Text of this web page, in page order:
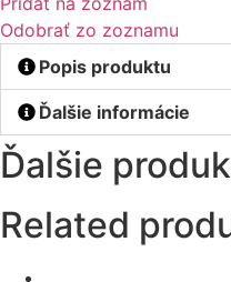
Odobrať zo zoznamu
Popis produktu
Ďalšie informácie
Ďalšie
Related